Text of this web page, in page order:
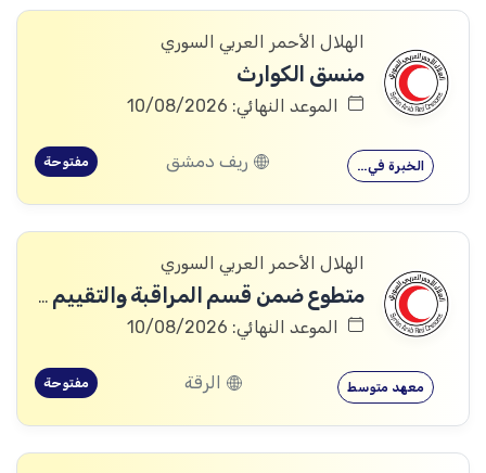
الهلال الأحمر العربي السوري
منسق الكوارث
الموعد النهائي: 10/08/2026
الخبرة في… ريف دمشق مفتوحة
الهلال الأحمر العربي السوري
متطوع ضمن قسم المراقبة والتقييم والتعلم (MEAL)
الموعد النهائي: 10/08/2026
معهد متوسط الرقة مفتوحة